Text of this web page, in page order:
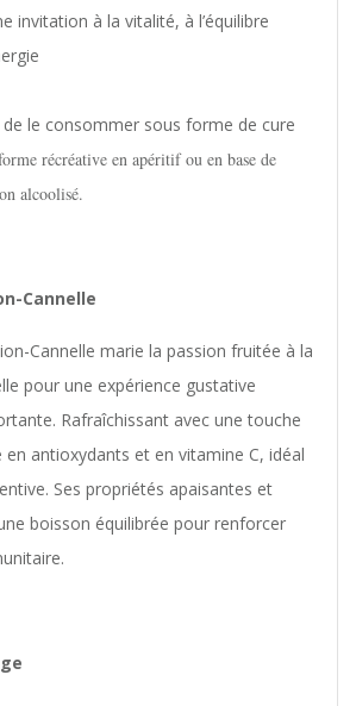
invitation à la vitalité, à l’équilibre
le consommer sous forme de cure
récréative en apéritif ou en base de
alcoolisé.
Cannelle
Cannelle marie la passion fruitée à la
pour une expérience gustative
Rafraîchissant avec une touche
en antioxydants et en vitamine C, idéal
Ses propriétés apaisantes et
boisson équilibrée pour renforcer